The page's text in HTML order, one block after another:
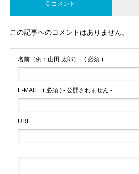
0 コメント
この記事へのコメントはありません。
名前（例：山田 太郎） ( 必須 )
E-MAIL ( 必須 ) - 公開されません -
URL